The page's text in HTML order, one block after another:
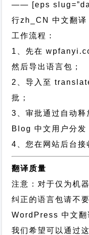
—— [eps
行zh_CN
中文翻译
工作流程：
1、先在
然后导出语言包；
2、导入至
批；
3、审批通过自动
Blog 中文用户分发
4、您在网站后台接
翻译质量
注意：对于仅为机
纠正的语言包请不
WordPress 中文翻
我们希望可以通过